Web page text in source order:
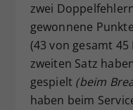
zwei
gewonnene
(43 von gesamt
zweiten Satz
gespielt (beim
haben beim